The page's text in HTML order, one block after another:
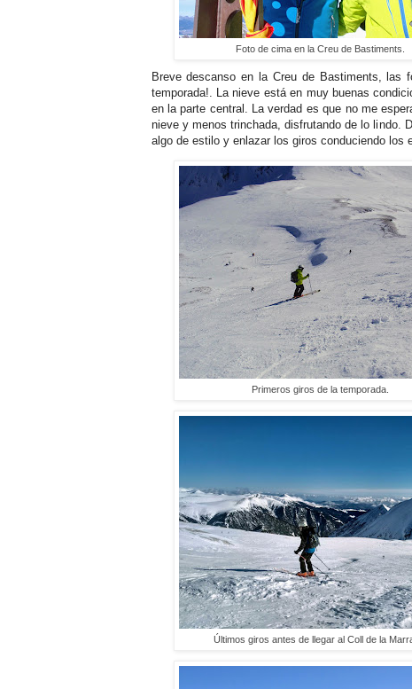
Foto de cima en la Creu de Bastiments.
Breve descanso en la Creu de Bastiments, las
temporada!. La nieve está en muy buenas
en la parte central. La verdad es que no me
nieve y menos trinchada, disfrutando de lo lindo.
algo de estilo y enlazar los giros conduciendo los
Primeros giros de la temporada.
Últimos giros antes de llegar al Coll de la